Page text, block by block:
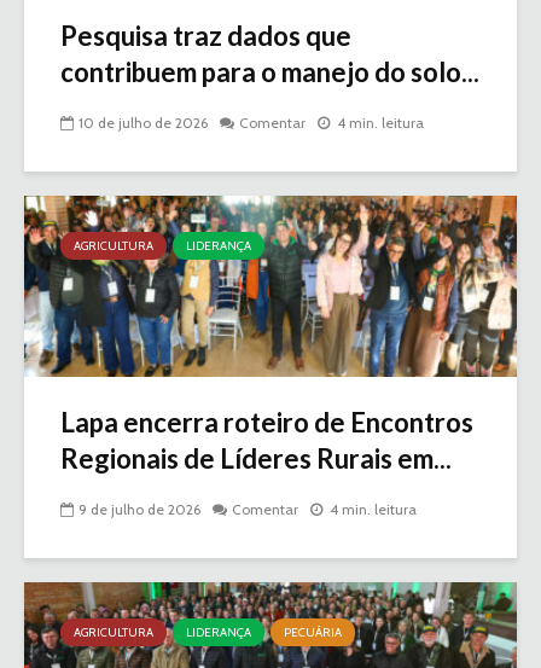
Pesquisa traz dados que
contribuem para o manejo do solo...
10 de julho de 2026 Comentar 4 min. leitura
AGRICULTURA LIDERANÇA
Lapa encerra roteiro de Encontros
Regionais de Líderes Rurais em...
9 de julho de 2026 Comentar 4 min. leitura
AGRICULTURA LIDERANÇA PECUÁRIA